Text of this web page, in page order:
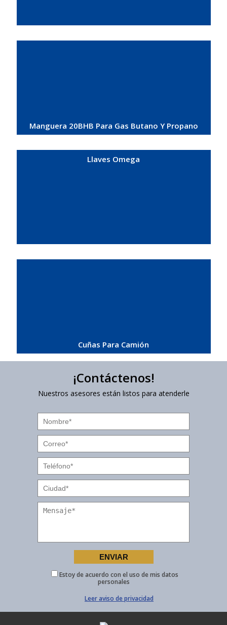
Manguera 20BHB Para Gas Butano Y Propano
Llaves Omega
Cuñas Para Camión
¡Contáctenos!
Nuestros asesores están listos para atenderle
Estoy de acuerdo con el uso de mis datos
personales
Leer aviso de privacidad